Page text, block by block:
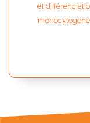
et